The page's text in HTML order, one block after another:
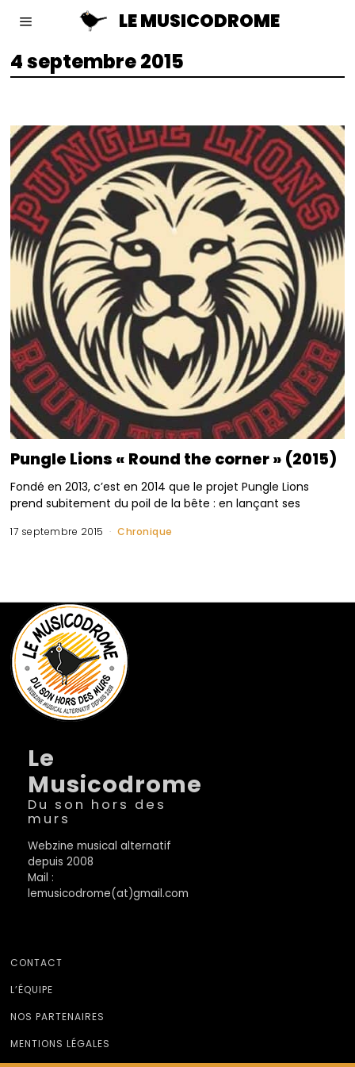
LE MUSICODROME
4 septembre 2015
Pungle Lions « Round the corner » (2015)
Fondé en 2013, c’est en 2014 que le projet Pungle Lions
prend subitement du poil de la bête : en lançant ses
17 septembre 2015 Chronique
Le
Musicodrome
Du son hors des
murs
Webzine musical alternatif
depuis 2008
Mail :
lemusicodrome(at)gmail.com
CONTACT
L’ÉQUIPE
NOS PARTENAIRES
MENTIONS LÉGALES